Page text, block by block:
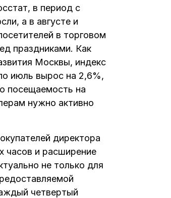
в период с
а в августе и
в торговом
праздниками. Как
Москвы, индекс
июль вырос на 2,6%,
посещаемость на
нужно активно
директора
часов и расширение
не только для
четвертый